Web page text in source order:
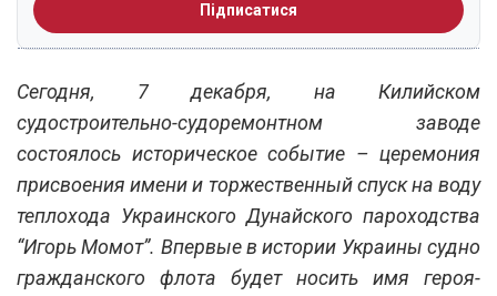
Підписатися
Сегодня, 7 декабря, на Килийском
судостроительно-судоремонтном заводе
состоялось историческое событие – церемония
присвоения имени и торжественный спуск на воду
теплохода Украинского Дунайского пароходства
“Игорь Момот”. Впервые в истории Украины судно
гражданского флота будет носить имя героя-